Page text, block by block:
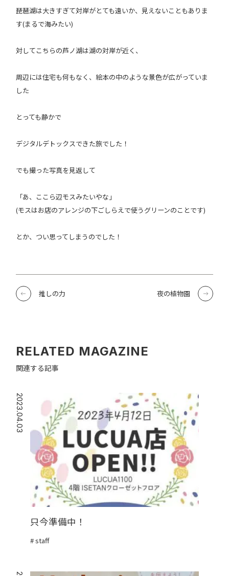
琵琶湖は大きすぎて対岸がとても遠いか、見えないこともありま
す(まるで海みたい)
対してこちらの芦ノ湖は湖の対岸が近く、
周辺には住宅も何もなく、絵本の中のような景色が広がっていま
した
とっても静かで
デジタルデトックスできた旅でした！
でも撮った写真を見返して
「あ、ここら辺モスみたいやな」
(モスはお店のアレンジの下ごしらえで使うグリーンのことです)
とか、つい思ってしまうのでした！
推しの力 夜の植物園
RELATED MAGAZINE
関連する記事
2023.04.03
只今準備中！
staff